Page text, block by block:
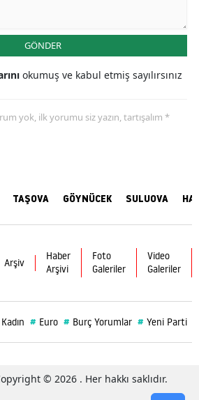
GÖNDER
okumuş ve kabul etmiş sayılırsınız
yok, ilk yorumu siz yazın, tartışalım *
TAŞOVA GÖYNÜCEK SULUOVA
Arşiv
Haber
Arşivi
Foto
Galeriler
Video
Galeriler
Kadın # Euro # Burç Yorumlar # Yeni Parti
© 2026 . Her hakkı saklıdır.